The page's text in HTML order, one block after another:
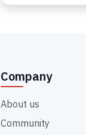
Company
About us
Community